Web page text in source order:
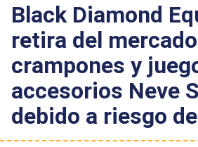
Black Diamond
retira del
crampones y
accesorios Neve
debido a riesgo